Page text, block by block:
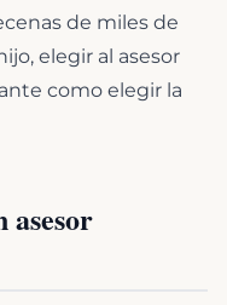
de miles de
elegir al asesor
como elegir la
asesor